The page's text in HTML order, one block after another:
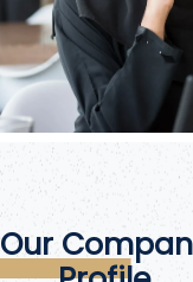
Our